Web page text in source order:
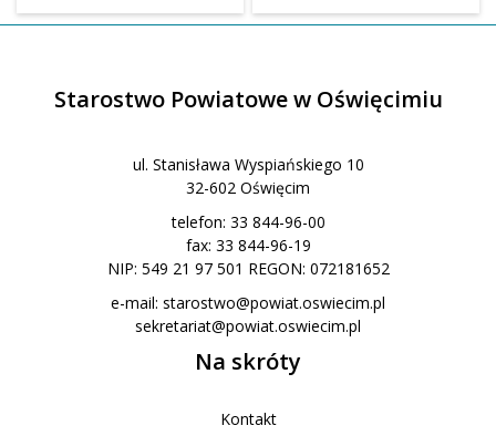
Starostwo Powiatowe w Oświęcimiu
ul. Stanisława Wyspiańskiego 10
32-602 Oświęcim
telefon: 33 844-96-00
fax: 33 844-96-19
NIP: 549 21 97 501 REGON: 072181652
e-mail: starostwo@powiat.oswiecim.pl
sekretariat@powiat.oswiecim.pl
Na skróty
Kontakt